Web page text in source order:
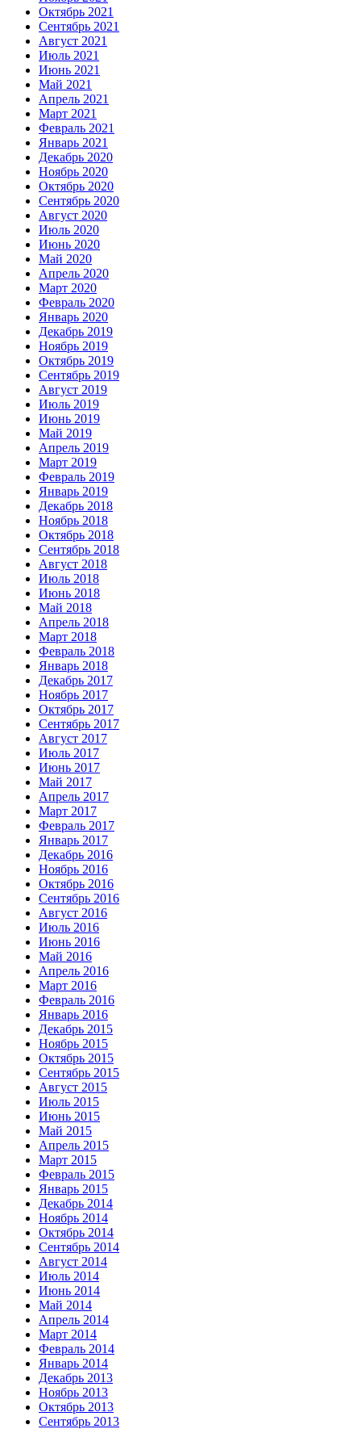
Октябрь 2021
Сентябрь 2021
Август 2021
Июль 2021
Июнь 2021
Май 2021
Апрель 2021
Март 2021
Февраль 2021
Январь 2021
Декабрь 2020
Ноябрь 2020
Октябрь 2020
Сентябрь 2020
Август 2020
Июль 2020
Июнь 2020
Май 2020
Апрель 2020
Март 2020
Февраль 2020
Январь 2020
Декабрь 2019
Ноябрь 2019
Октябрь 2019
Сентябрь 2019
Август 2019
Июль 2019
Июнь 2019
Май 2019
Апрель 2019
Март 2019
Февраль 2019
Январь 2019
Декабрь 2018
Ноябрь 2018
Октябрь 2018
Сентябрь 2018
Август 2018
Июль 2018
Июнь 2018
Май 2018
Апрель 2018
Март 2018
Февраль 2018
Январь 2018
Декабрь 2017
Ноябрь 2017
Октябрь 2017
Сентябрь 2017
Август 2017
Июль 2017
Июнь 2017
Май 2017
Апрель 2017
Март 2017
Февраль 2017
Январь 2017
Декабрь 2016
Ноябрь 2016
Октябрь 2016
Сентябрь 2016
Август 2016
Июль 2016
Июнь 2016
Май 2016
Апрель 2016
Март 2016
Февраль 2016
Январь 2016
Декабрь 2015
Ноябрь 2015
Октябрь 2015
Сентябрь 2015
Август 2015
Июль 2015
Июнь 2015
Май 2015
Апрель 2015
Март 2015
Февраль 2015
Январь 2015
Декабрь 2014
Ноябрь 2014
Октябрь 2014
Сентябрь 2014
Август 2014
Июль 2014
Июнь 2014
Май 2014
Апрель 2014
Март 2014
Февраль 2014
Январь 2014
Декабрь 2013
Ноябрь 2013
Октябрь 2013
Сентябрь 2013